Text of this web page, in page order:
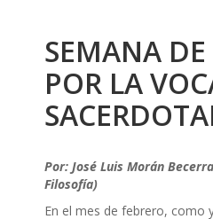
SEMANA
POR LA
Por: José Luis Morán
Filosofía)
En el mes de febrero, como